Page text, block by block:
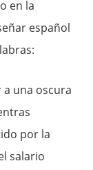
en la
español
una oscura
por la
salario